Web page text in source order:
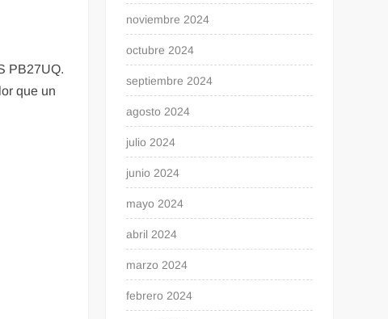
PB27UQ.
que un
noviembre 2024
octubre 2024
septiembre 2024
agosto 2024
julio 2024
junio 2024
mayo 2024
abril 2024
marzo 2024
febrero 2024